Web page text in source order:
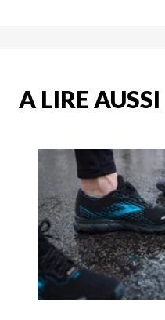
A LIRE AUSSI